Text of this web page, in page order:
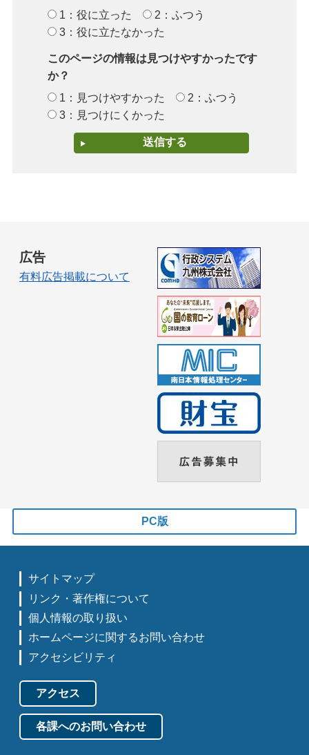
1：役に立った
2：ふつう
3：役に立たなかった
このページの情報は見つけやすかったです
か？
1：見つけやすかった
2：ふつう
3：見つけにくかった
広告
有料広告掲載について
PC版
サイトマップ
リンク・著作権について
個人情報の取り扱い
ホームページに関するお問い合わせ
アクセシビリティ
アクセス
各課へのお問い合わせ